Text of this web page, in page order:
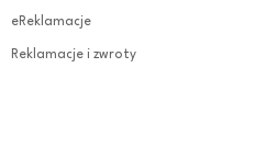
eReklamacje
Reklamacje i zwroty